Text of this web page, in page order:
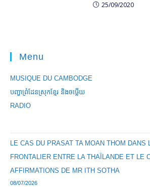
25/09/2020
Menu
MUSIQUE DU CAMBODGE
បញ្ហាព្រំដែនស្រុកខ្មែរ និងចឞ្លើយ
RADIO
LE CAS DU PRASAT TA MOAN THOM DANS
FRONTALIER ENTRE LA THAÏLANDE ET LE
AFFIRMATIONS DE MR ITH SOTHA
08/07/2026